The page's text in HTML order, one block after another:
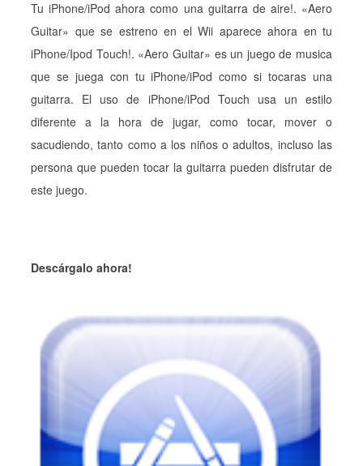
Tu iPhone/iPod ahora como una guitarra de aire!. «Aero
Guitar» que se estreno en el Wii aparece ahora en tu
iPhone/Ipod Touch!. «Aero Guitar» es un juego de musica
que se juega con tu iPhone/iPod como si tocaras una
guitarra. El uso de iPhone/iPod Touch usa un estilo
diferente a la hora de jugar, como tocar, mover o
sacudiendo, tanto como a los niños o adultos, incluso las
persona que pueden tocar la guitarra pueden disfrutar de
este juego.
Descárgalo ahora!